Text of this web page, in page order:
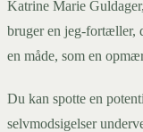
Katrine Marie
bruger en jeg-fortæller,
en måde, som en
Du kan spotte en
selvmodsigelser